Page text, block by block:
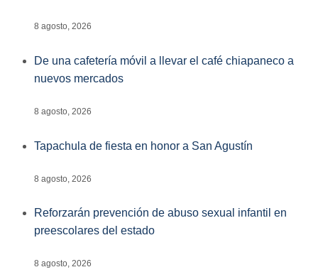
8 agosto, 2026
De una cafetería móvil a llevar el café chiapaneco a
nuevos mercados
8 agosto, 2026
Tapachula de fiesta en honor a San Agustín
8 agosto, 2026
Reforzarán prevención de abuso sexual infantil en
preescolares del estado
8 agosto, 2026